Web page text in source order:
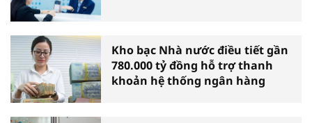
Kho bạc Nhà nước điều tiết gần
780.000 tỷ đồng hỗ trợ thanh
khoản hệ thống ngân hàng